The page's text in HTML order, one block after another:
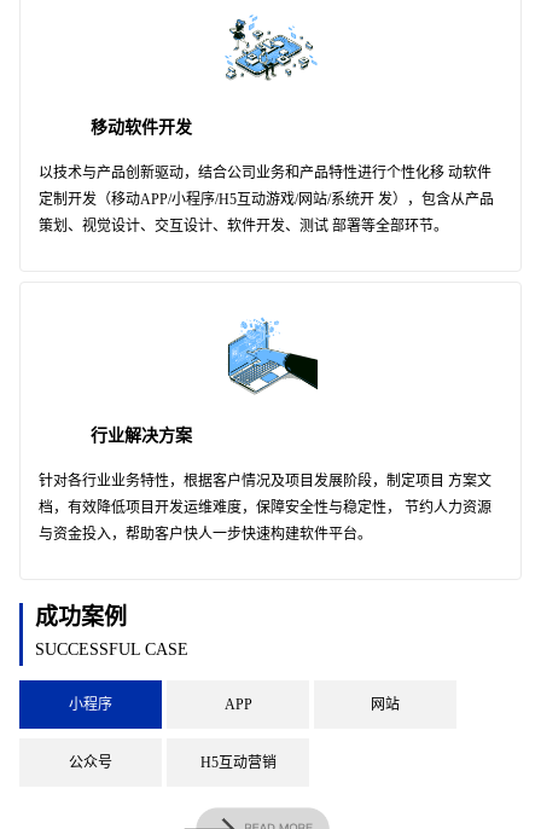
移动软件开发
以技术与产品创新驱动，结合公司业务和产品特性进行个性化移 动软件
定制开发（移动APP/小程序/H5互动游戏/网站/系统开 发），包含从产品
策划、视觉设计、交互设计、软件开发、测试 部署等全部环节。
行业解决方案
针对各行业业务特性，根据客户情况及项目发展阶段，制定项目 方案文
档，有效降低项目开发运维难度，保障安全性与稳定性， 节约人力资源
与资金投入，帮助客户快人一步快速构建软件平台。
成功案例
SUCCESSFUL CASE
小程序 APP 网站
公众号 H5互动营销